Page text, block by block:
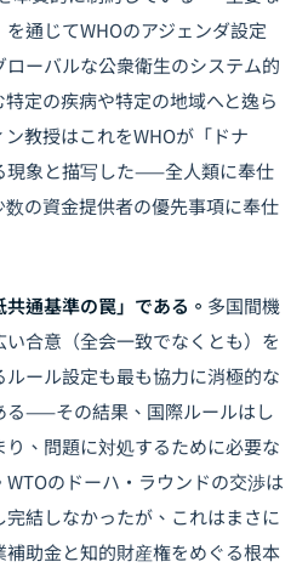
通じてWHOのアジェンダ設定
ーバルな公衆衛生のシステム的
定の疾病や特定の地域へと逸ら
教授はこれをWHOが「ドナ
現象と描写した——全人類に奉仕
の資金提供者の優先事項に奉仕
通基準の罠」である。 多国間機
合意（全会一致でなくとも）を
ール設定も最も協力に消極的な
る——その結果、国際ルールはし
、問題に対処するために必要な
のドーハ・ラウンドの交渉は
結しなかったが、これはまさに
助金と知的財産権をめぐる根本